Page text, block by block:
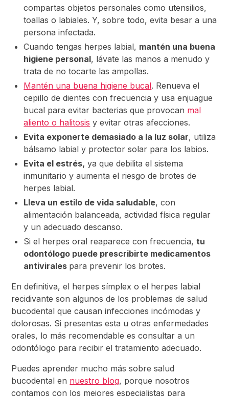
compartas objetos personales como utensilios,
toallas o labiales. Y, sobre todo, evita besar a una
persona infectada.
Cuando tengas herpes labial, mantén una buena
higiene personal, lávate las manos a menudo y
trata de no tocarte las ampollas.
Mantén una buena higiene bucal. Renueva el
cepillo de dientes con frecuencia y usa enjuague
bucal para evitar bacterias que provocan mal
aliento o halitosis y evitar otras afecciones.
Evita exponerte demasiado a la luz solar, utiliza
bálsamo labial y protector solar para los labios.
Evita el estrés, ya que debilita el sistema
inmunitario y aumenta el riesgo de brotes de
herpes labial.
Lleva un estilo de vida saludable, con
alimentación balanceada, actividad física regular
y un adecuado descanso.
Si el herpes oral reaparece con frecuencia,tu
odontólogo puede prescribirte medicamentos
antivirales para prevenir los brotes.
En definitiva, el herpes símplex o el herpes labial
recidivante son algunos de los problemas de salud
bucodental que causan infecciones incómodas y
dolorosas. Si presentas esta u otras enfermedades
orales, lo más recomendable es consultar a un
odontólogo para recibir el tratamiento adecuado.
Puedes aprender mucho más sobre salud
bucodental en nuestro blog, porque nosotros
contamos con los mejores especialistas para